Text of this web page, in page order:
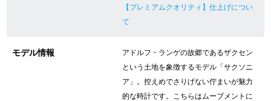
GINZA RASIN公式ブログ
【プレミアムクオリティ】仕上げについ
て
モデル情報
アドルフ・ランゲの故郷であるザクセン
という土地を象徴するモデル「サクソニ
ア」。控えめでさりげない佇まいが魅力
的な時計です。こちらはムーブメントに